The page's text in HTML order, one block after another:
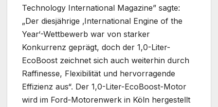
Technology International Magazine” sagte:
„Der diesjährige ‚International Engine of the
Year‘-Wettbewerb war von starker
Konkurrenz geprägt, doch der 1,0-Liter-
EcoBoost zeichnet sich auch weiterhin durch
Raffinesse, Flexibilität und hervorragende
Effizienz aus“. Der 1,0-Liter-EcoBoost-Motor
wird im Ford-Motorenwerk in Köln hergestellt